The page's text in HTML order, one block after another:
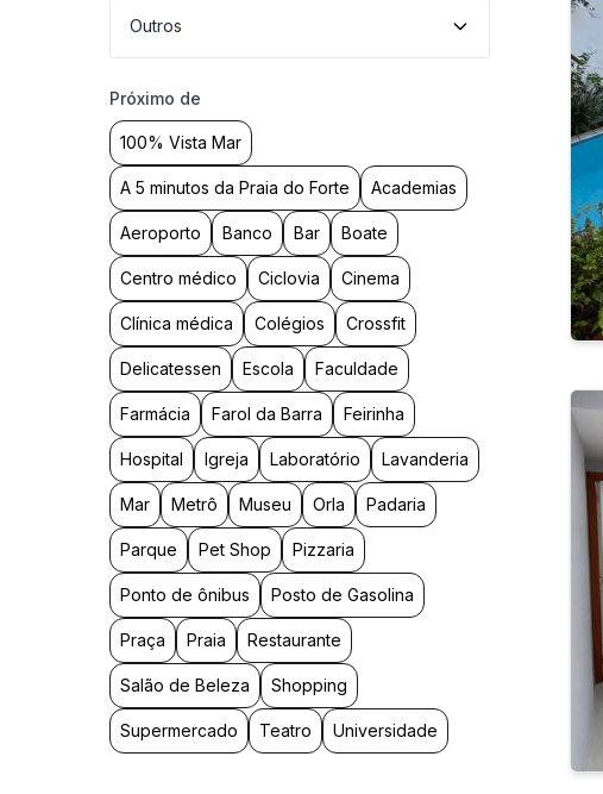
Outros
Próximo de
100% Vista Mar
A 5 minutos da Praia do Forte Academias
Aeroporto Banco Bar Boate
Centro médico Ciclovia Cinema
Clínica médica Colégios Crossfit
Delicatessen Escola Faculdade
Farmácia Farol da Barra Feirinha
Hospital Igreja Laboratório Lavanderia
Mar Metrô Museu Orla Padaria
Parque Pet Shop Pizzaria
Ponto de ônibus Posto de Gasolina
Praça Praia Restaurante
Salão de Beleza Shopping
Supermercado Teatro Universidade